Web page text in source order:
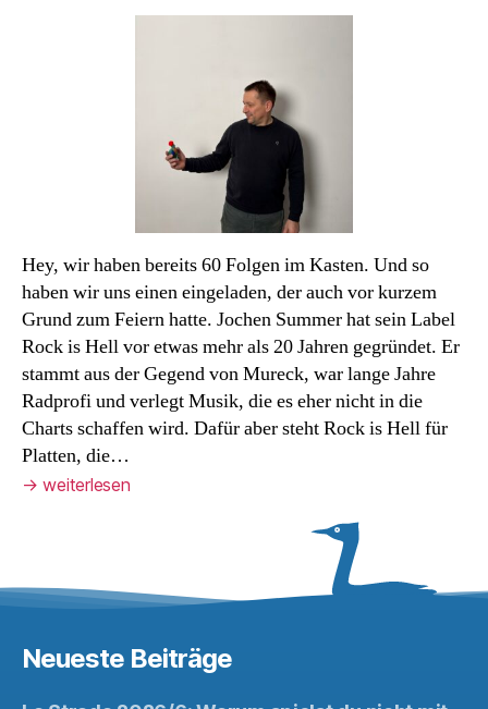
Jochen
Hey, wir haben bereits 60 Folgen im Kasten. Und so
haben wir uns einen eingeladen, der auch vor kurzem
Grund zum Feiern hatte. Jochen Summer hat sein Label
Rock is Hell vor etwas mehr als 20 Jahren gegründet. Er
stammt aus der Gegend von Mureck, war lange Jahre
Radprofi und verlegt Musik, die es eher nicht in die
Charts schaffen wird. Dafür aber steht Rock is Hell für
Platten, die…
→ weiterlesen
Neueste Beiträge